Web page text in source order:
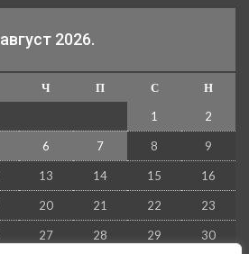
август 2026.
Ч П С
Н
1
2
6 7 8 9
13 14 15 16
20 21 22 23
27 28 29 30